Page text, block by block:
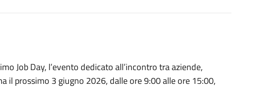
Job Day, l’evento dedicato all’incontro tra aziende,
il prossimo 3 giugno 2026, dalle ore 9:00 alle ore 15:00,